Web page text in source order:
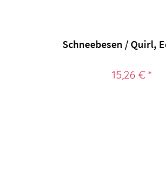
Schneebesen / Quirl,
15,26 € *